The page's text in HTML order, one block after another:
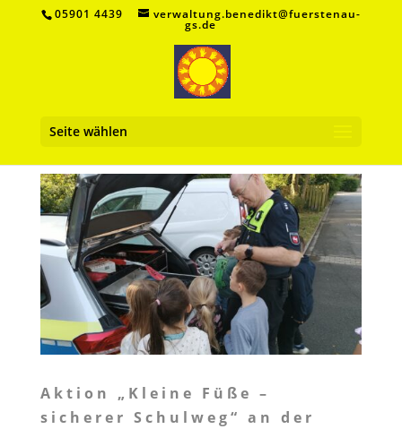
05901 4439 verwaltung.benedikt@fuerstenau-
gs.de
Seite wählen
Aktion „Kleine Füße –
sicherer Schulweg“ an der